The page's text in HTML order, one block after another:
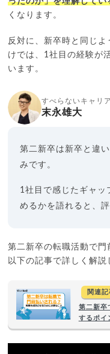
くなります。
反対に、新卒時と同じ
けでは、1社目の経験が
います。
すべらないキャリ
末永雄大
第二新卒は新卒と違
みです。
1社目で感じたギャッ
めるかを語れると、
第二新卒の転職活動で門
以下の記事で詳しく解説
関連記
第二新卒
するポイ